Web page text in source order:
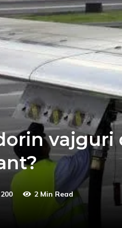
vajguri
200 2 Min Read